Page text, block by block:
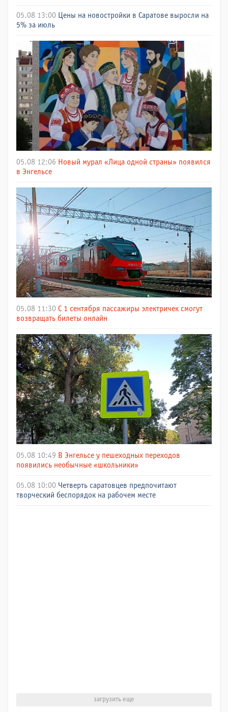
05.08 13:00 Цены на новостройки в Саратове выросли на
5% за июль
05.08 12:06 Новый мурал «Лица одной страны» появился
в Энгельсе
05.08 11:30 С 1 сентября пассажиры электричек смогут
возвращать билеты онлайн
05.08 10:49 В Энгельсе у пешеходных переходов
появились необычные «школьники»
05.08 10:00 Четверть саратовцев предпочитают
творческий беспорядок на рабочем месте
загрузить еще